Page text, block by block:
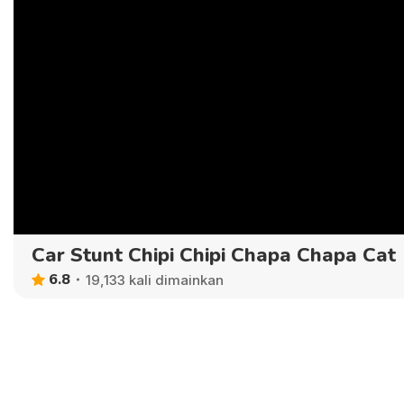
Car Stunt Chipi Chipi Chapa Chapa Cat
6.8 19,133 kali dimainkan